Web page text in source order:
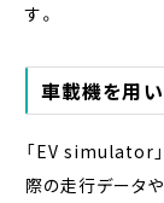
す。
車載機を用
「EV simulator」
際の走行データ